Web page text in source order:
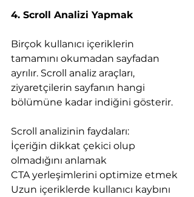
4. Scroll Analizi Yapmak
Birçok kullanıcı içeriklerin
tamamını okumadan sayfadan
ayrılır. Scroll analiz araçları,
ziyaretçilerin sayfanın hangi
bölümüne kadar indiğini gösterir.
Scroll analizinin faydaları:
İçeriğin dikkat çekici olup
olmadığını anlamak
CTA yerleşimlerini optimize etmek
Uzun içeriklerde kullanıcı kaybını